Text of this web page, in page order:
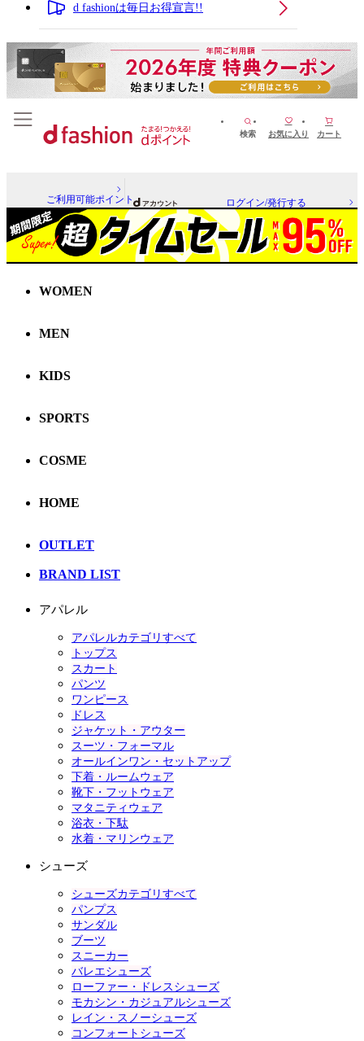
d fashionは毎日お得宣言!!
検索 お気に入り カート
ご利用可能ポイント ログイン/発行する
WOMEN
MEN
KIDS
SPORTS
COSME
HOME
OUTLET
BRAND LIST
アパレル
アパレルカテゴリすべて
トップス
スカート
パンツ
ワンピース
ドレス
ジャケット・アウター
スーツ・フォーマル
オールインワン・セットアップ
下着・ルームウェア
靴下・フットウェア
マタニティウェア
浴衣・下駄
水着・マリンウェア
シューズ
シューズカテゴリすべて
パンプス
サンダル
ブーツ
スニーカー
バレエシューズ
ローファー・ドレスシューズ
モカシン・カジュアルシューズ
レイン・スノーシューズ
コンフォートシューズ